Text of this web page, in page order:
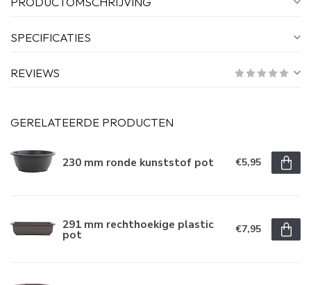
SPECIFICATIES
REVIEWS
GERELATEERDE PRODUCTEN
230 mm ronde kunststof pot €5,95
291 mm rechthoekige plastic
pot €7,95